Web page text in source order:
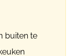
buiten te